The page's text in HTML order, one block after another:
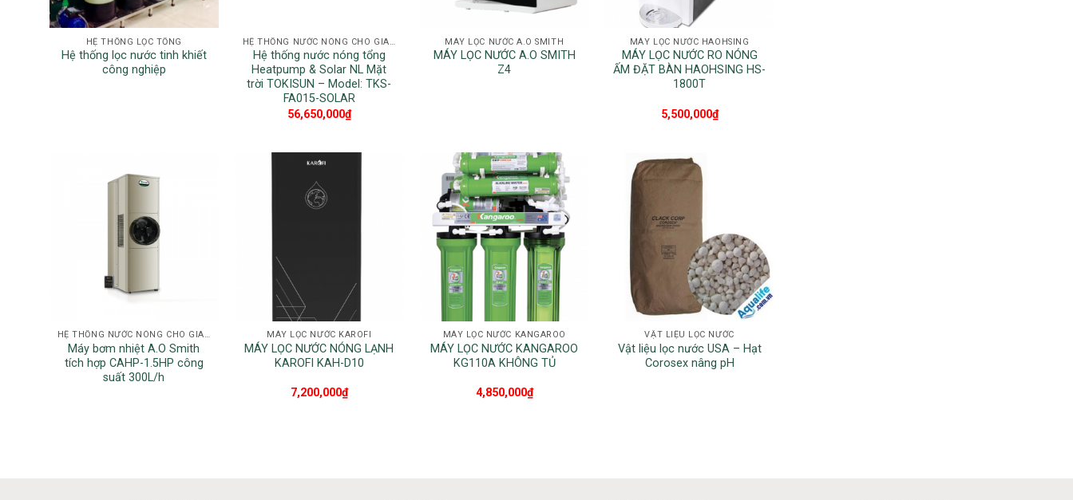
HỆ THỐNG LỌC TỔNG
Hệ thống lọc nước tinh khiết
công nghiệp
Hệ thống nước nóng tổng
Heatpump & Solar NL Mặt
trời TOKISUN – Model: TKS-
FA015-SOLAR
56,650,000₫
MÁY LỌC NƯỚC A.O SMITH
MÁY LỌC NƯỚC A.O SMITH
Z4
MÁY LỌC NƯỚC HAOHSING
MÁY LỌC NƯỚC RO NÓNG
ẤM ĐẶT BÀN HAOHSING HS-
1800T
5,500,000₫
HỆ THỐNG NƯỚC NÓNG CHO GIA ĐÌNH
Máy bơm nhiệt A.O Smith
tích hợp CAHP-1.5HP công
suất 300L/h
MÁY LỌC NƯỚC KAROFI
MÁY LỌC NƯỚC NÓNG LẠNH
KAROFI KAH-D10
7,200,000₫
MÁY LỌC NƯỚC KANGAROO
MÁY LỌC NƯỚC KANGAROO
KG110A KHÔNG TỦ
4,850,000₫
VẬT LIỆU LỌC NƯỚC
Vật liệu lọc nước USA – Hạt
Corosex nâng pH